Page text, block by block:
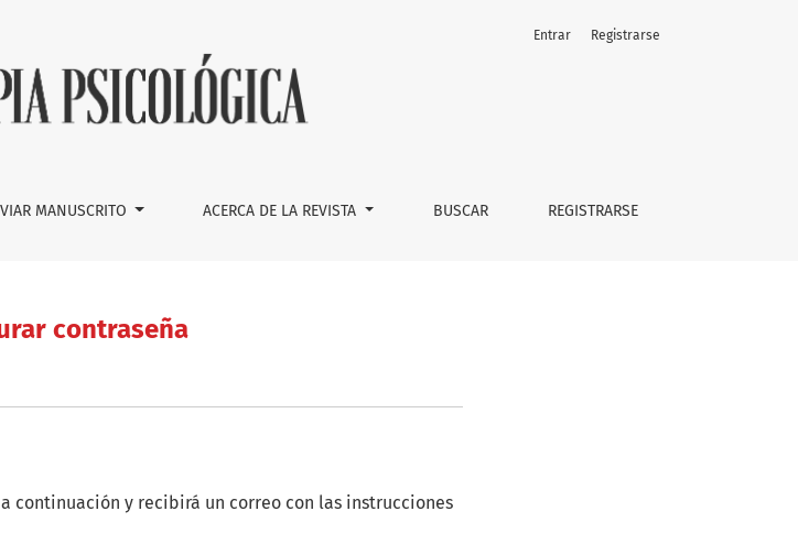
MANUSCRITO ACERCA DE LA REVISTA BUSCAR REGISTRARSE
Entrar Registrarse
contraseña
continuación y recibirá un correo con las instrucciones